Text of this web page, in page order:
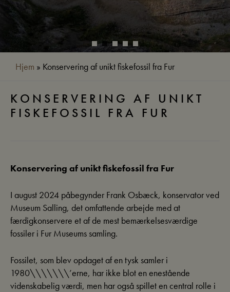
Hjem » Konservering af unikt fiskefossil fra Fur
KONSERVERING AF UNIKT
FISKEFOSSIL FRA FUR
Konservering af unikt fiskefossil fra Fur
I august 2024 påbegynder Frank Osbæck, konservator ved
Museum Salling, det omfattende arbejde med at
færdigkonservere et af de mest bemærkelsesværdige
fossiler i Fur Museums samling.
Fossilet, som blev opdaget af en tysk samler i
1980\\\\\\\’erne, har ikke blot en enestående
videnskabelig værdi, men har også spillet en central rolle i